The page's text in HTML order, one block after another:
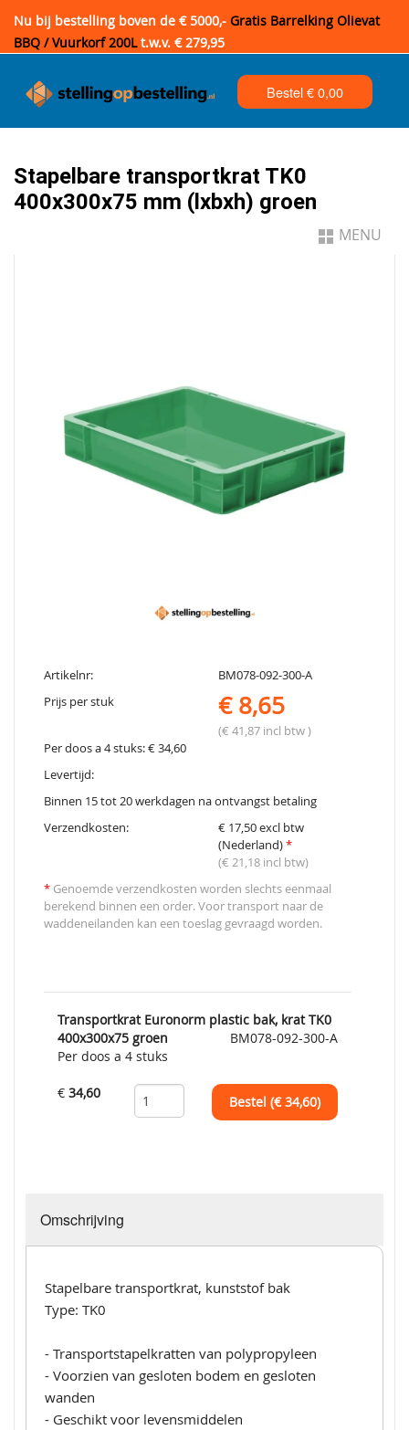
Nu bij bestelling boven de € 5000,- Gratis Barrelking Olievat
BBQ / Vuurkorf 200Lt.w.v. € 279,95
Bestel €0,00
Stapelbare transportkrat TK0
400x300x75 mm (lxbxh) groen
MENU
Artikelnr:
BM078-092-300-A
Prijs per stuk
€ 8,65
(€ 41,87 incl btw )
Per doos a 4 stuks: € 34,60
Levertijd:
Binnen 15 tot 20 werkdagen na ontvangst betaling
Verzendkosten:
€ 17,50 excl btw
(Nederland)*
(€ 21,18 incl btw)
* Genoemde verzendkosten worden slechts eenmaal
berekend binnen een order. Voor transport naar de
waddeneilanden kan een toeslag gevraagd worden.
Transportkrat Euronorm plastic bak, krat TK0
400x300x75 groen
BM078-092-300-A
Per doos a 4 stuks
€ 34,60
Bestel (€34,60)
Omschrijving
Stapelbare transportkrat, kunststof bak
Type: TK0
- Transportstapelkratten van polypropyleen
- Voorzien van gesloten bodem en gesloten
wanden
- Geschikt voor levensmiddelen